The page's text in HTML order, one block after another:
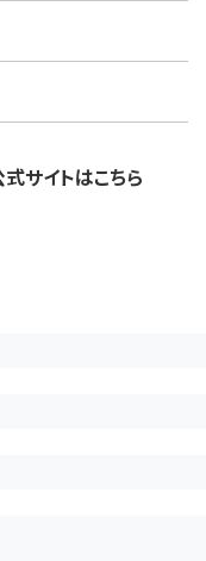
サイトはこちら